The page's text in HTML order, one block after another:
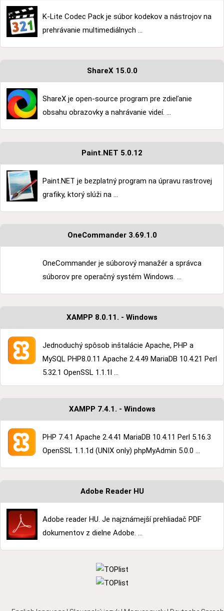
K-Lite Codec Pack je súbor kodekov a nástrojov na
prehrávanie multimediálnych ...
ShareX 15.0.0
ShareX je open-source program pre zdieľanie
obsahu obrazovky a nahrávanie videí. ...
Paint.NET 5.0.12
Paint.NET je bezplatný program na úpravu rastrovej
grafiky, ktorý slúži na ...
OneCommander 3.69.1.0
OneCommander je súborový manažér a správca
súborov pre operačný systém Windows. ...
XAMPP 8.0.11. - Windows
Jednoduchý spôsob inštalácie Apache, PHP a
MySQL PHP8.0.11 Apache 2.4.49 MariaDB 10.4.21 Perl
5.32.1 OpenSSL 1.1.1l ...
XAMPP 7.4.1. - Windows
PHP 7.4.1 Apache 2.4.41 MariaDB 10.4.11 Perl 5.16.3
OpenSSL 1.1.1d (UNIX only) phpMyAdmin 5.0.0 ...
Adobe Reader HU
Adobe reader HU. Je najznámejší prehliadač PDF
dokumentov z dielne Adobe. ...